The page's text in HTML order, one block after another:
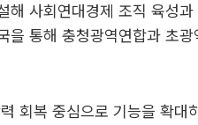
해 사회연대경제 조직 육성
을 통해 충청광역연합과 초
회복 중심으로 기능을 확대